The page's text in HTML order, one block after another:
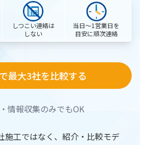
しつこい連絡は
しない
当日〜1営業日を
目安に順次連絡
最大3社を比較する
情報収集のみでもOK
施工ではなく、紹介・比較モデ